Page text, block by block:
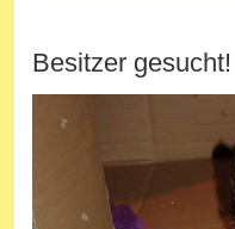
Besitzer gesucht!